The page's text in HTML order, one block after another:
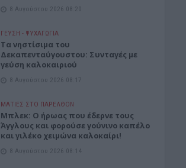
8 Αυγούστου 2026 08:20
ΓΕΎΣΗ - ΨΥΧΑΓΩΓΊΑ
Τα νηστίσιμα του
Δεκαπενταύγουστου: Συνταγές με
γεύση καλοκαιριού
8 Αυγούστου 2026 08:17
ΜΑΤΙΕΣ ΣΤΟ ΠΑΡΕΛΘΟΝ
Μπλεκ: O ήρωας που έδερνε τους
Άγγλους και φορούσε γούνινο καπέλο
και γιλέκο χειμώνα καλοκαίρι!
8 Αυγούστου 2026 08:14